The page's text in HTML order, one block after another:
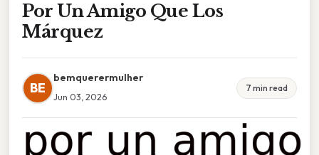
Por Un Amigo Que Los
Márquez
BE
bemquerermulher
Jun 03, 2026
7 min read